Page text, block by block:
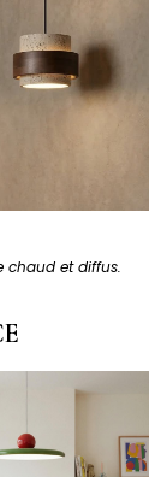
chaud et diffus.